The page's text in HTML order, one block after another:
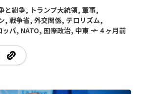
と紛争, トランプ大統領, 軍事,
, 戦争省, 外交関係, テロリズム,
ッパ, NATO, 国際政治, 中東 4 ヶ月前